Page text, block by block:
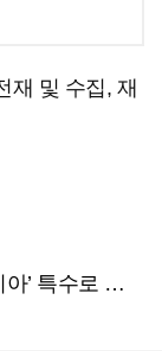
재 및 수집, 재
능 성장 동력 마련해야”